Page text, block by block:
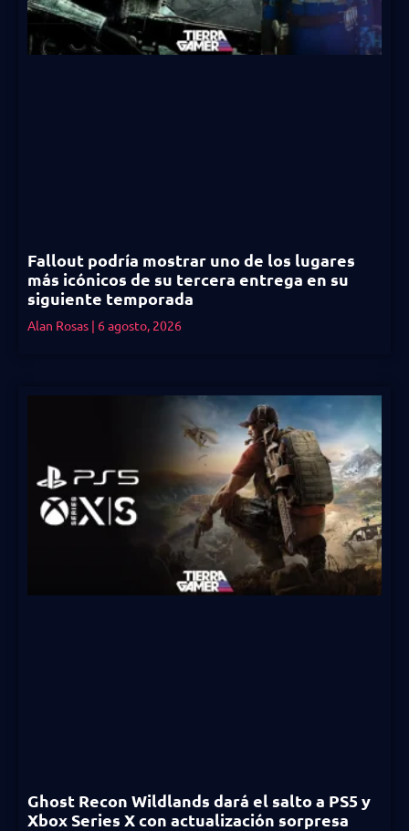
Fallout podría mostrar uno de los lugares
más icónicos de su tercera entrega en su
siguiente temporada
Alan Rosas 6 agosto, 2026
Ghost Recon Wildlands dará el salto a PS5 y
Xbox Series X con actualización sorpresa